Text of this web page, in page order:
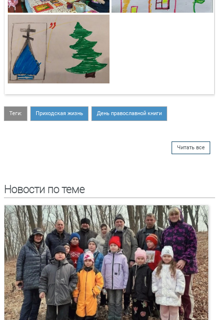
Теги: Приходская жизнь День православной книги
Читать все
Новости по теме